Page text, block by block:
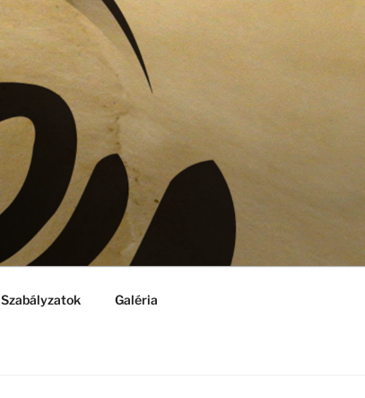
Szabályzatok Galéria